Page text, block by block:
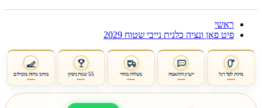
ראשי
פיט פאן ונציה כלנית נייבי שטוח 2029
נוחות לכל רגל ייעוץ והתאמה משלוח מהיר 55 שנות ניסיון מותגי נוחות מובילים